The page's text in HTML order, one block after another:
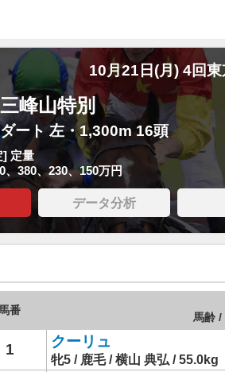
10月21日(月) 4回
三峰山特別
ダート 左・1,300m 16頭
] 定量
、380、230、150万円
データ分析
番
馬齢 /
1 クーリュ
牝5 / 鹿毛 / 横山 典弘 / 55.0kg